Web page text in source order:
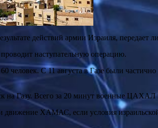
действий армии Израиля, передает
проводит наступательную операцию.
человек. С 11 августа в Газе были
на Газу. Всего за 20 минут военные ЦАХАЛ
движение ХАМАС, если условия